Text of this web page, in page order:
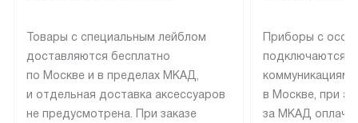
Товары с специальным лейблом
доставляются бесплатно
по Москве и в пределах МКАД,
и отдельная доставка аксессуаров
не предусмотрена. При заказе
Приборы с
подключаются к
коммуникациям
в Москве, при
за МКАД